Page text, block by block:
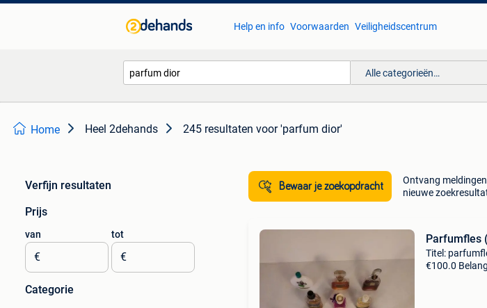
Help en info Voorwaarden Veiligheidscentrum
Alle categorieën…
Home Heel 2dehands 245 resultaten voor 'parfum dior'
Verfijn resultaten
Prijs
van
€
tot
€
Categorie
Bewaar je zoekopdracht
Ontvang
nieuwe
Parfumfles
Titel:
€100.0